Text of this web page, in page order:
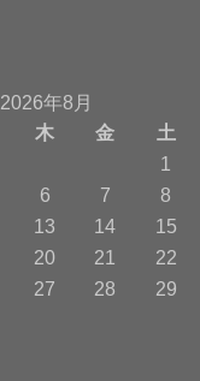
2026年8月
木 金 土
1
6 7 8
13 14 15
20 21 22
27 28 29